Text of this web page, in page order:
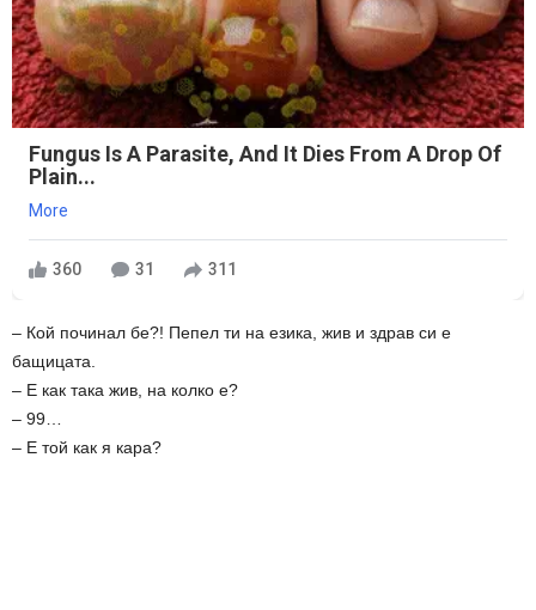
Fungus Is A Parasite, And It Dies From A Drop Of
Plain...
More
360 31 311
– Кой починал бе?! Пепел ти на езика, жив и здрав си е
бащицата.
– Е как така жив, на колко е?
– 99…
– Е той как я кара?